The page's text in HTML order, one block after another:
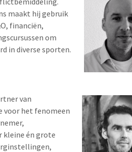
maakt hij gebruik
financiën,
om
in diverse sporten.
van
voor het fenomeen
kleine én grote